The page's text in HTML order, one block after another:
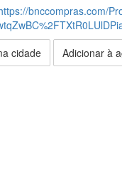
bnccompras.com/
cidade Adicionar à